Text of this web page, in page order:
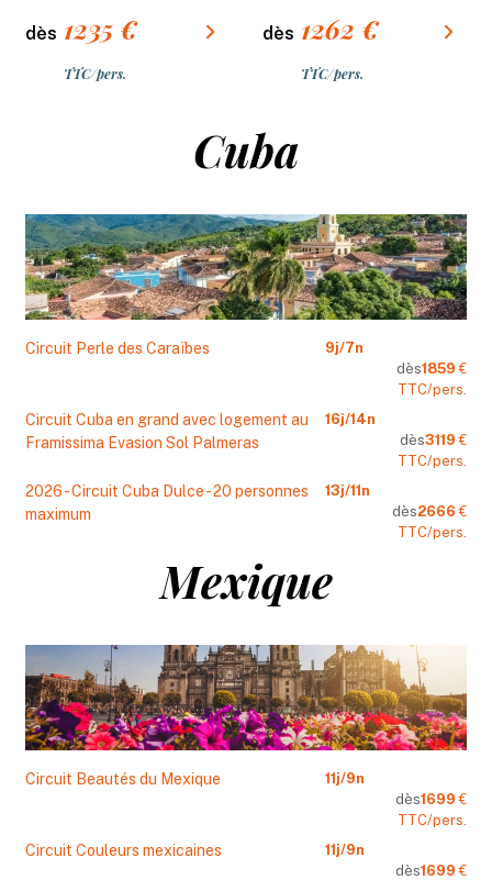
dès 1235 €
TTC/pers.
dès 1262 €
TTC/pers.
Cuba
Circuit Perle des Caraïbes 9j/7n
dès1859 €
TTC/pers.
Circuit Cuba en grand avec logement au
Framissima Evasion Sol Palmeras
16j/14n
dès3119 €
TTC/pers.
2026 - Circuit Cuba Dulce - 20 personnes
maximum
13j/11 n
dès2666 €
TTC/pers.
Mexique
Circuit Beautés du Mexique 11 j/9n
dès1699 €
TTC/pers.
Circuit Couleurs mexicaines 11 j/9n
dès1699 €